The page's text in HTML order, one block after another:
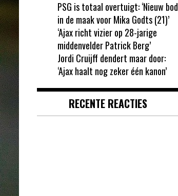
PSG is totaal overtuigt: ‘Nieuw bod
in de maak voor Mika Godts (21)’
‘Ajax richt vizier op 28-jarige
middenvelder Patrick Berg’
Jordi Cruijff dendert maar door:
‘Ajax haalt nog zeker één kanon’
RECENTE REACTIES